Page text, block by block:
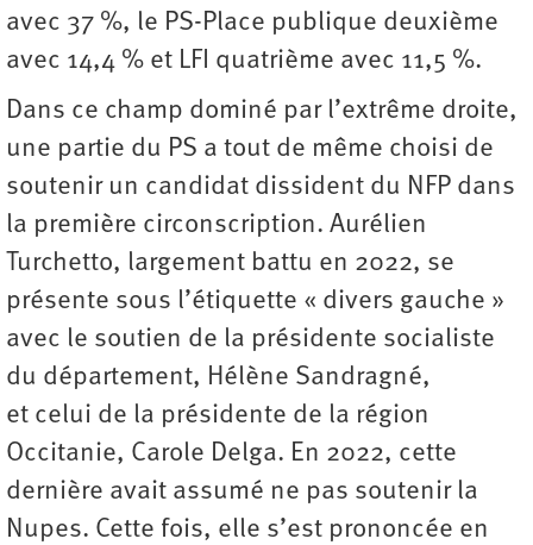
avec 37 %, le PS-Place publique deuxième
avec 14,4 % et LFI quatrième avec 11,5 %.
Dans ce champ dominé par l’extrême droite,
une partie du PS a tout de même choisi de
soutenir un candidat dissident du NFP dans
la première circonscription. Aurélien
Turchetto, largement battu en 2022, se
présente sous l’étiquette « divers gauche »
avec le soutien de la présidente socialiste
du département, Hélène Sandragné,
et celui de la présidente de la région
Occitanie, Carole Delga. En 2022, cette
dernière avait assumé ne pas soutenir la
Nupes. Cette fois, elle s’est prononcée en